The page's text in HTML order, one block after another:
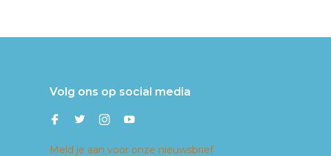
Volg ons op social media
Meld je aan voor onze nieuwsbrief